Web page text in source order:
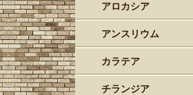
アロカシア
アンスリウム
カラテア
チランジア